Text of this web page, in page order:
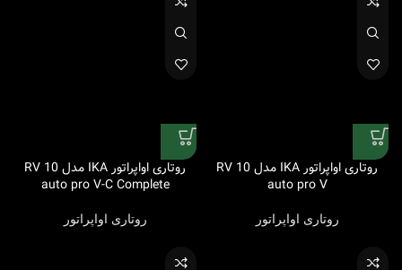
روتاری اواپراتور IKA مدل RV 10
auto pro V
روتاری اواپراتور
روتاری اواپراتور IKA مدل RV 10
auto pro V-C Complete
روتاری اواپراتور